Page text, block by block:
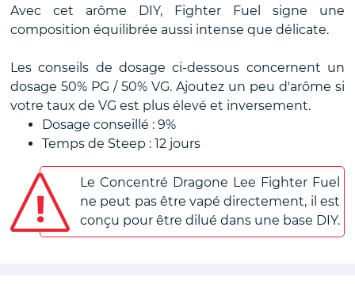
Avec cet arôme DIY, Fighter Fuel signe une
composition équilibrée aussi intense que délicate.
Les conseils de dosage ci-dessous concernent un
dosage 50% PG / 50% VG. Ajoutez un peu d'arôme si
votre taux de VG est plus élevé et inversement.
Dosage conseillé : 9%
Temps de Steep : 12 jours
Le Concentré Dragone Lee Fighter Fuel
ne peut pas être vapé directement, il est
conçu pour être dilué dans une base DIY.